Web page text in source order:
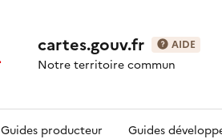
cartes.gouv.fr AIDE
Notre territoire commun
Guides producteur Guides